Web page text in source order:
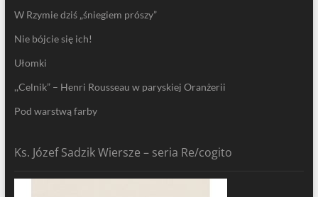
W Rzymie dziś „śniegiem prószy”
Nie bójcie się ich!
Ułomki
,,Celnik” – Henri Rousseau w paryskiej Oranżerii
Pod warstwą farby
Ks. Józef Sadzik Wiersze – seria Re/cogito